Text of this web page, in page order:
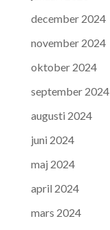
december 2024
november 2024
oktober 2024
september 2024
augusti 2024
juni 2024
maj 2024
april 2024
mars 2024